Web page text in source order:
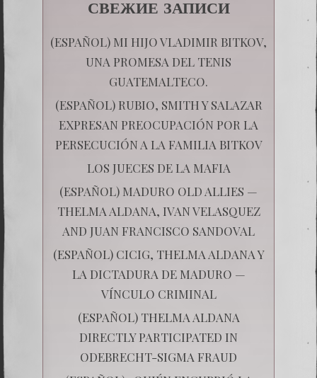
СВЕЖИЕ ЗАПИСИ
(ESPAÑOL) MI HIJO VLADIMIR BITKOV,
UNA PROMESA DEL TENIS
GUATEMALTECO.
(ESPAÑOL) RUBIO, SMITH Y SALAZAR
EXPRESAN PREOCUPACIÓN POR LA
PERSECUCIÓN A LA FAMILIA BITKOV
LOS JUECES DE LA MAFIA
(ESPAÑOL) MADURO OLD ALLIES —
THELMA ALDANA, IVAN VELASQUEZ
AND JUAN FRANCISCO SANDOVAL
(ESPAÑOL) CICIG, THELMA ALDANA Y
LA DICTADURA DE MADURO —
VÍNCULO CRIMINAL
(ESPAÑOL) THELMA ALDANA
DIRECTLY PARTICIPATED IN
ODEBRECHT-SIGMA FRAUD